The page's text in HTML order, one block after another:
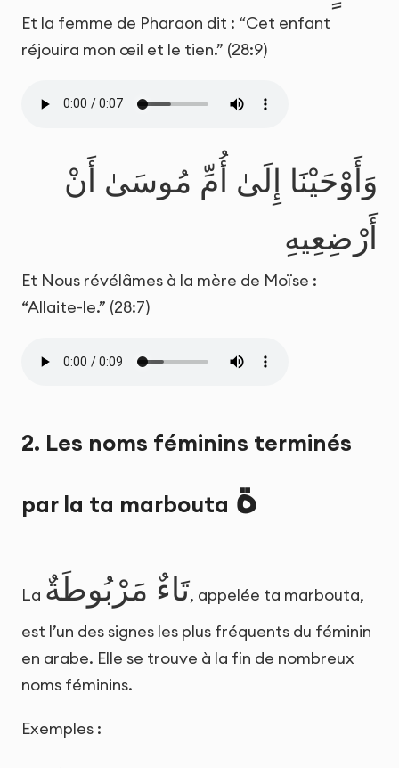
Et la femme de Pharaon dit : “Cet enfant
réjouira mon œil et le tien.” (28:9)
وَأَوْحَيْنَا إِلَىٰ أُمِّ مُوسَىٰ أَنْ
أَرْضِعِيهِ
Et Nous révélâmes à la mère de Moïse :
“Allaite-le.” (28:7)
2. Les noms féminins terminés
par la ta marbouta ة
La تَاءٌ مَرْبُوطَةٌ, appelée ta marbouta,
est l’un des signes les plus fréquents du féminin
en arabe. Elle se trouve à la fin de nombreux
noms féminins.
Exemples :